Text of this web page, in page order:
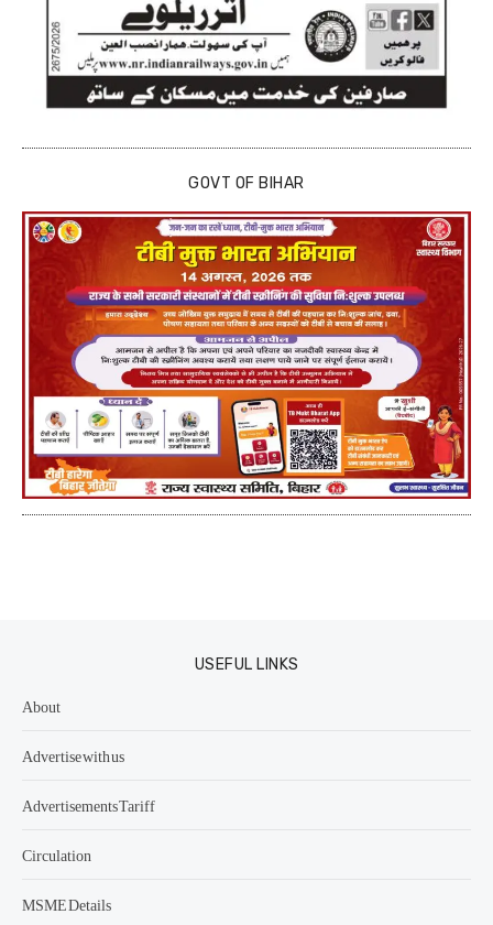
GOVT OF BIHAR
USEFUL LINKS
About
Advertise with us
Advertisements Tariff
Circulation
MSME Details